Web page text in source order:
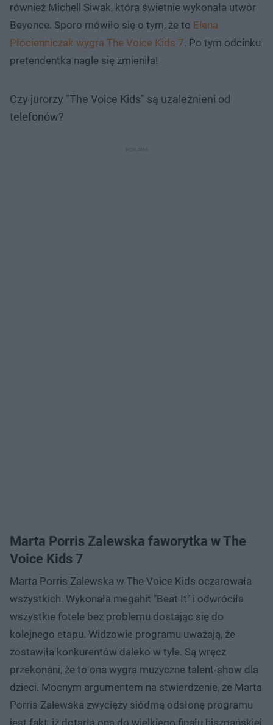
również Michell Siwak, która świetnie wykonała utwór
Beyonce. Sporo mówiło się o tym, że to Elena
Płócienniczak wygra The Voice Kids 7. Po tym odcinku
pretendentka nagle się zmieniła!
Czy jurorzy "The Voice Kids" są uzależnieni od
telefonów?
Marta Porris Zalewska faworytka w The
Voice Kids 7
Marta Porris Zalewska w The Voice Kids oczarowała
wszystkich. Wykonała megahit "Beat It" i odwróciła
wszystkie fotele bez problemu dostając się do
kolejnego etapu. Widzowie programu uważają, że
zostawiła konkurentów daleko w tyle. Są wręcz
przekonani, że to ona wygra muzyczne talent-show dla
dzieci. Mocnym argumentem na stwierdzenie, że Marta
Porris Zalewska zwycięży siódmą odsłonę programu
jest fakt, iż dotarła ona do wielkiego finału hiszpańskiej